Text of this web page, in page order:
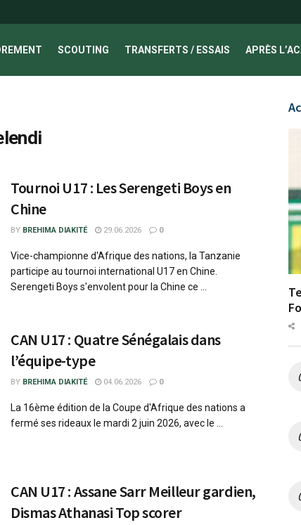
SCOUTING TRANSFERTS / ESSAIS APRÈS
Tournoi U17 : Les Serengeti Boys en
Chine
BY BREHIMA DIAKITÉ 29.06.2026 0
Vice-championne d'Afrique des nations, la Tanzanie
participe au tournoi international U17 en Chine.
Serengeti Boys s'envolent pour la Chine ce ...
CAN U17 : Quatre Sénégalais dans
l’équipe-type
BY BREHIMA DIAKITÉ 04.06.2026 0
La 16ème édition de la Coupe d'Afrique des nations a
fermé ses rideaux le mardi 2 juin 2026, avec le ...
CAN U17 : Assane Sarr Meilleur gardien,
Dismas Athanasi Top scorer